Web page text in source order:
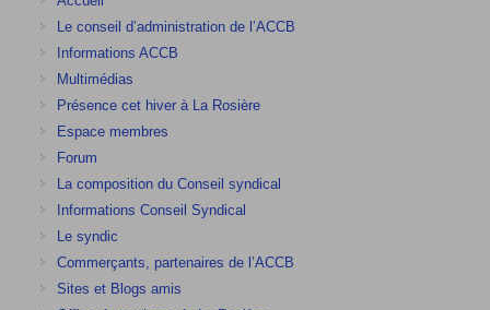
Le conseil d’administration de l’ACCB
Informations ACCB
Multimédias
Présence cet hiver à La Rosière
Espace membres
Forum
La composition du Conseil syndical
Informations Conseil Syndical
Le syndic
Commerçants, partenaires de l’ACCB
Sites et Blogs amis